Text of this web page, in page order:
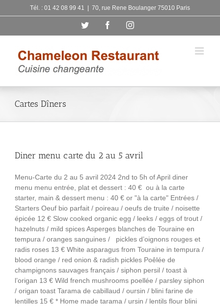
to
Tél. : 01 42 08 99 41 70, rue Rene Boulanger 75010 Paris
Twitter FacebookInstagram
Cartes Dîners
Diner menu carte du 2 au 5 avril
Menu-Carte du 2 au 5 avril 2024 2nd to 5h of April diner
menu menu entrée, plat et dessert : 40 € ou à la carte
starter, main & dessert menu : 40 € or "à la carte" Entrées /
Starters Oeuf bio parfait / poireau / oeufs de truite / noisette
épicée 12 € Slow cooked organic egg / leeks / eggs of trout /
hazelnuts / mild spices Asperges blanches de Touraine en
tempura / oranges sanguines / pickles d’oignons rouges et
radis roses 13 € White asparagus from Touraine in tempura /
blood orange / red onion & radish pickles Poêlée de
champignons sauvages français / siphon persil / toast à
l’origan 13 € Wild french mushrooms poellée / parsley siphon
/ origan toast Tarama de cabillaud / oursin / blini farine de
lentilles 15 € * Home made tarama / ursin / lentils flour blini